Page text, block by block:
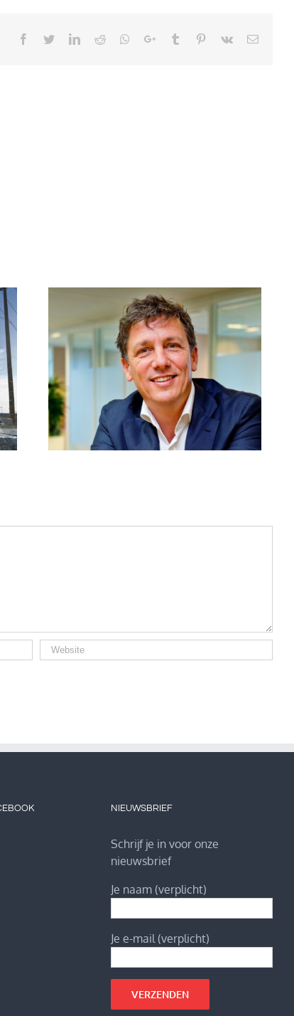
Facebook
TwitterLinkedIn
Reddit Whatsapp
Google+Tumblr Pinterest
Vk Email
NIEUWSBRIEF
Schrijf je in voor onze
nieuwsbrief
Je naam (verplicht)
Je e-mail (verplicht)